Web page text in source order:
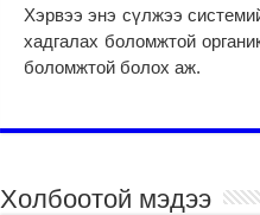
Хэрвээ энэ сүлжээ
хадгалах боломжтой
боломжтой болох аж.
Холбоотой мэдээ